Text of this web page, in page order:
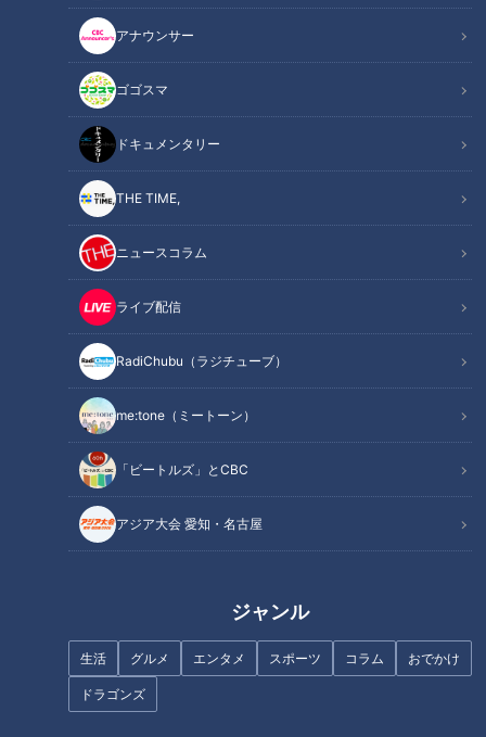
アナウンサー
ゴゴスマ
ドキュメンタリー
THE TIME,
ニュースコラム
ライブ配信
RadiChubu（ラジチューブ）
me:tone（ミートーン）
「ビートルズ」とCBC
アジア大会 愛知・名古屋
ジャンル
生活 グルメ エンタメ スポーツ コラム おでかけ
ドラゴンズ
記事に戻る
この記事を見たあなたへのおすすめ
犬が代わりにお伊勢参りに！？
伊勢・おかげ横丁の新スポット
「オカゲ屋敷」で“おかげ犬”を
物館」で“地獄”がテーマの企画
ちょっと不気味でマニアッ
ク！？愛知県蒲郡市の「竹島水